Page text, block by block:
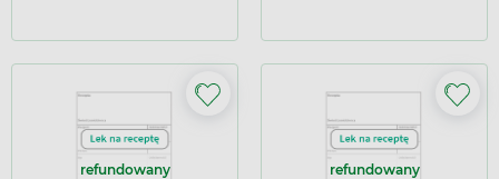
refundowany refundowany